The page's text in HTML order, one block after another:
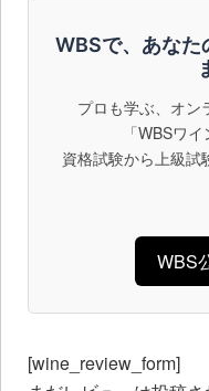
WBSで、あなた
プロも学ぶ、オン
「WBSワ
資格試験から上級試
WBS
[wine_review_form]